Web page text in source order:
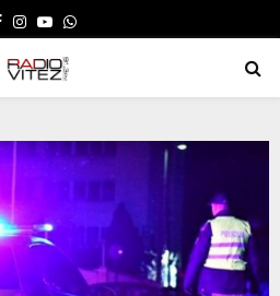
FACEBOOK
INSTAGRAM
YOUTUBE
WHATSAPP